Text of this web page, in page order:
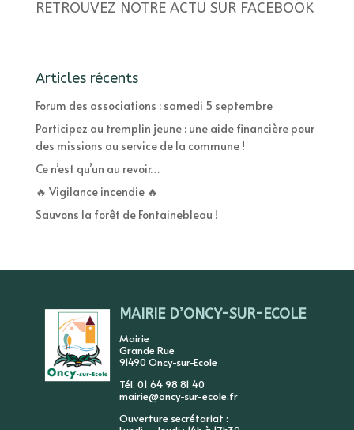
RETROUVEZ NOTRE ACTU SUR FACEBOOK
Articles récents
Forum des associations : samedi 5 septembre
Participez au tremplin jeune : une aide financière pour
des missions au service de la commune !
Ce n’est qu’un au revoir…
🔥 Vigilance incendie 🔥
Sauvons la forêt de Fontainebleau !
MAIRIE D’ONCY-SUR-ECOLE
Mairie
Grande Rue
91490 Oncy-sur-Ecole
Tél. 01 64 98 81 40
mairie@oncy-sur-ecole.fr
Ouverture secrétariat :